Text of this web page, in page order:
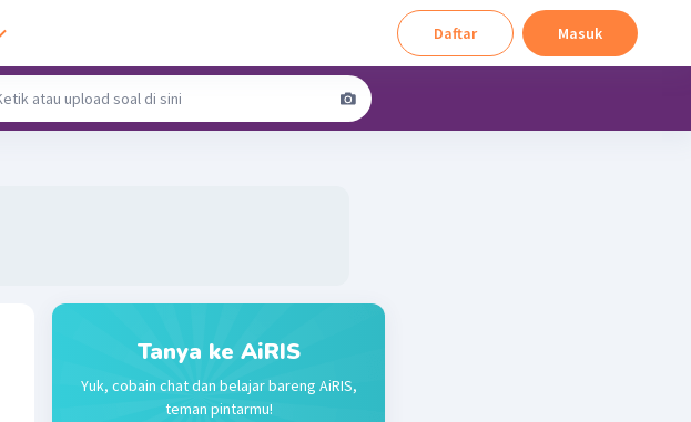
Daftar Masuk
Tanya ke AiRIS
Yuk, cobain chat dan belajar bareng AiRIS,
teman pintarmu!